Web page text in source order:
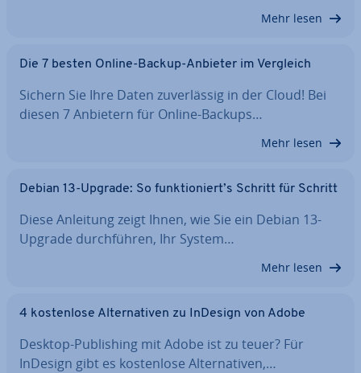
Mehr lesen
Die 7 besten Online-Backup-Anbieter im Vergleich
Sichern Sie Ihre Daten zu­ver­läs­sig in der Cloud! Bei
diesen 7 Anbietern für Online-Backups…
Mehr lesen
Debian 13-Upgrade: So funk­tio­niert’s Schritt für Schritt
Diese Anleitung zeigt Ihnen, wie Sie ein Debian 13-
Upgrade durch­füh­ren, Ihr System…
Mehr lesen
4 kos­ten­lo­se Al­ter­na­ti­ven zu InDesign von Adobe
Desktop-Pu­bli­shing mit Adobe ist zu teuer? Für
InDesign gibt es kos­ten­lo­se Al­ter­na­ti­ven,…